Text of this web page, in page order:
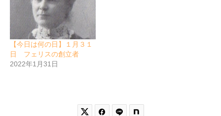
【今日は何の日】１月３１
日 フェリスの創立者
2022年1月31日
 